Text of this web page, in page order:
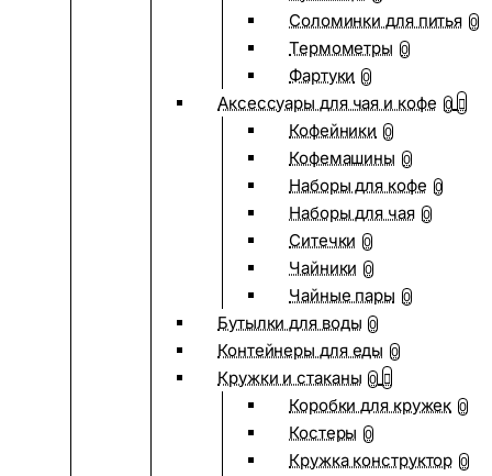
Соломинки для питья 0
Термометры 0
Фартуки 0
Аксессуары для чая и кофе 0
Кофейники 0
Кофемашины 0
Наборы для кофе 0
Наборы для чая 0
Ситечки 0
Чайники 0
Чайные пары 0
Бутылки для воды 0
Контейнеры для еды 0
Кружки и стаканы 0
Коробки для кружек 0
Костеры 0
Кружка конструктор 0